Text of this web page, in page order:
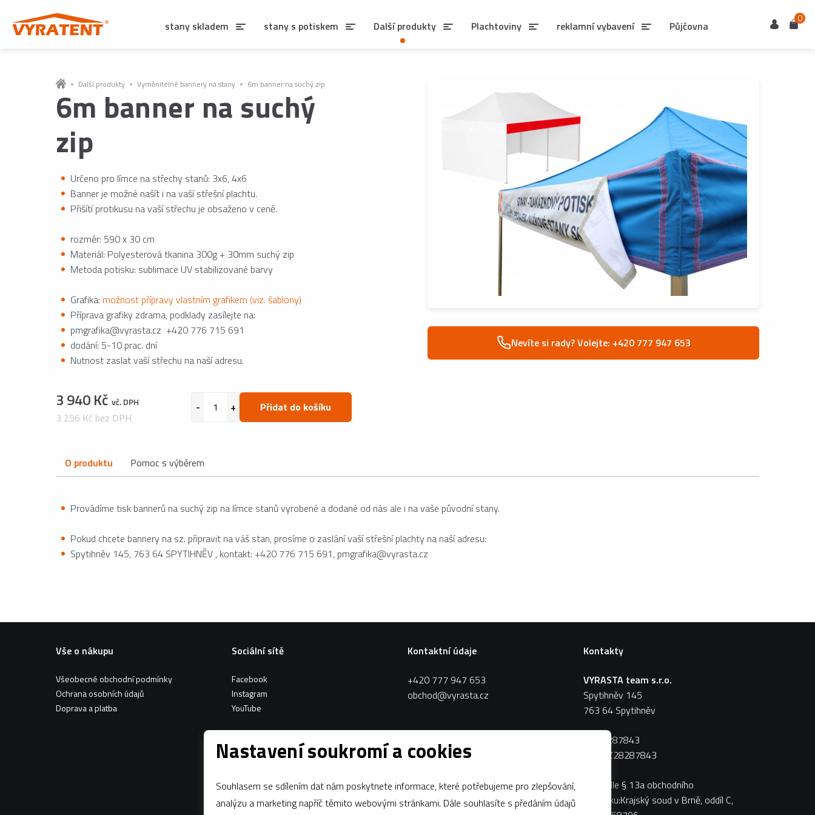
Další produkty Vyměnitelné bannery na stany 6m banner na suchý zip
6m banner na suchý
zip
Určeno pro límce na střechy stanů: 3x6, 4x6
Banner je možné našít i na vaší střešní plachtu.
Přišítí protikusu na vaší střechu je obsaženo v ceně.
rozměr: 590 x 30 cm
Materiál: Polyesterová tkanina 300g + 30mm suchý zip
Metoda potisku: sublimace UV stabilizované barvy
Grafika: možnost přípravy vlastním grafikem (viz. šablony)
Příprava grafiky zdrama, podklady zasílejte na:
pmgrafika@vyrasta.cz +420 776 715 691
dodání: 5-10 prac. dní
Nutnost zaslat vaší střechu na naší adresu.
3 940 Kč vč. DPH
3 256 Kč bez DPH
Přidat do košíku
Nevíte si rady? Volejte: +420 777 947 653
O produktu Pomoc s výběrem
Provádíme tisk bannerů na suchý zip na límce stanů vyrobené a dodané od nás ale i na vaše původní stany.
Pokud chcete bannery na sz. připravit na váš stan, prosíme o zaslání vaší střešní plachty na naší adresu:
Spytihněv 145, 763 64 SPYTIHNĚV , kontakt: +420 776 715 691, pmgrafika@vyrasta.cz
Vše o nákupu
Všeobecné obchodní podmínky
Ochrana osobních údajů
Doprava a platba
Sociální sítě
Facebook
Instagram
YouTube
Kontaktní údaje
+420 777 947 653
obchod@vyrasta.cz
Kontakty
VYRASTA team s.r.o.
Spytihněv 145
763 64 Spytihněv
28287843
CZ28287843
Zápis dle § 13a obchodního
zákoníku:Krajský soud v Brně, oddíl C,
stany skladem stany s potiskem Další produkty Plachtoviny reklamní vybavení Půjčovna UživatelKošík
0
Nastavení soukromí a cookies
Souhlasem se sdílením dat nám poskytnete informace, které potřebujeme pro zlepšování,
analýzu a marketing napříč těmito webovými stránkami. Dále souhlasíte s předáním údajů